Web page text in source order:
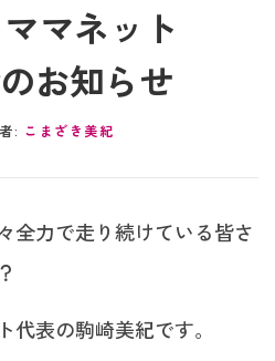
マネット
お知らせ
: こまざき美紀
全力で走り続けている皆さ
表の駒崎美紀です。